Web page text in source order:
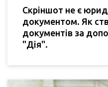
Скріншот не є
документом. Як
документів за
"Дія".